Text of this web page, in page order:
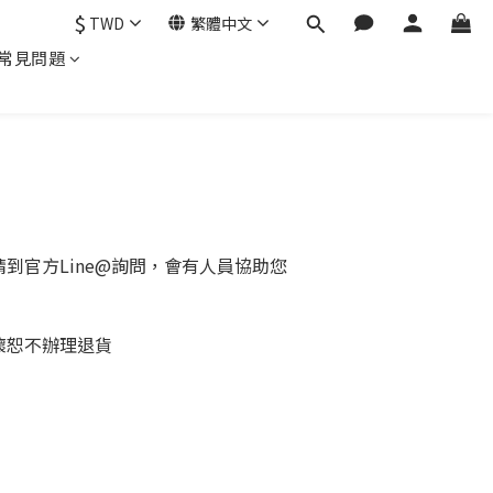
$ TWD 繁體中文
見問題
官方Line@詢問，會有人員協助您
不辦理退貨